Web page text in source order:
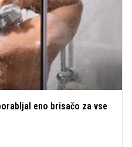
eno brisačo za vse